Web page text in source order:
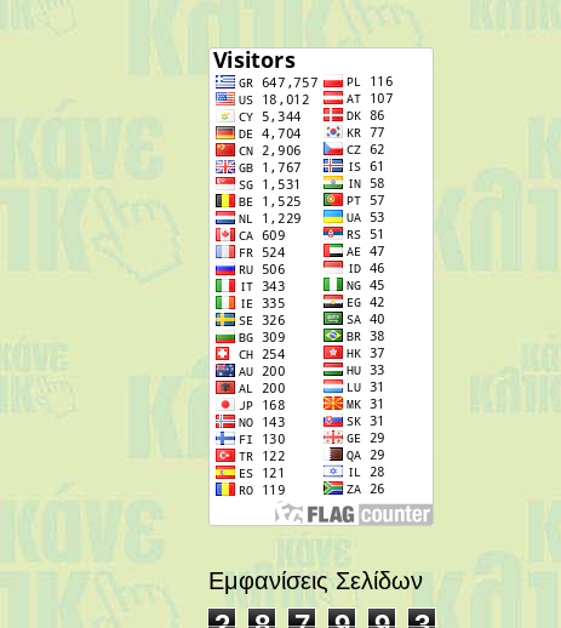
Εμφανίσεις Σελίδων